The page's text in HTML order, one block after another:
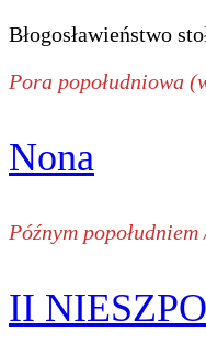
Błogosławieństwo
Pora popołudniowa
Nona
Późnym
II